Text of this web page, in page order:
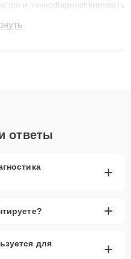
и точноdiagnostikировать
случаи: от замены
ответы
+
+
для
+